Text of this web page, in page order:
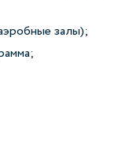
залы);